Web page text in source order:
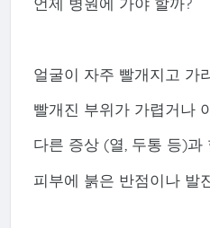
얼굴이 자주 빨개지고 가
빨개진 부위가 가렵거나
다른 증상 (열, 두통 등)과
피부에 붉은 반점이나 발